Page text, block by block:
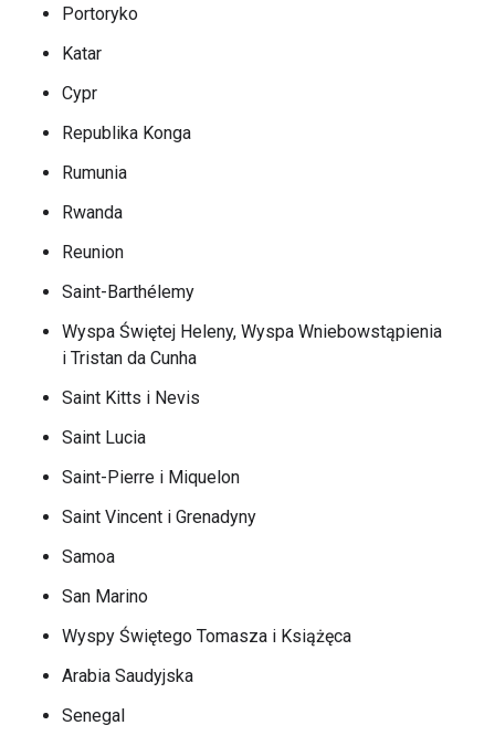
Portoryko
Katar
Cypr
Republika Konga
Rumunia
Rwanda
Reunion
Saint-Barthélemy
Wyspa Świętej Heleny, Wyspa Wniebowstąpienia
i Tristan da Cunha
Saint Kitts i Nevis
Saint Lucia
Saint-Pierre i Miquelon
Saint Vincent i Grenadyny
Samoa
San Marino
Wyspy Świętego Tomasza i Książęca
Arabia Saudyjska
Senegal